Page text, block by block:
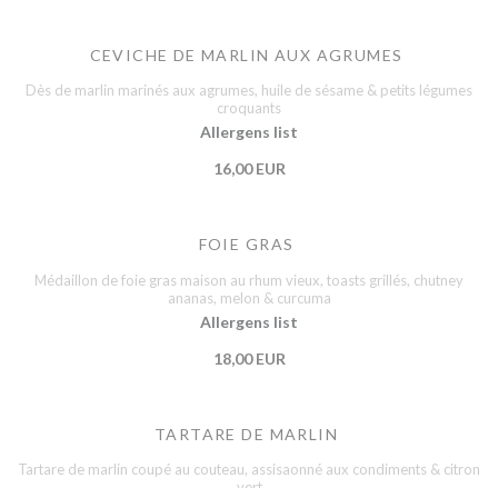
CEVICHE DE MARLIN AUX AGRUMES
Dès de marlin marinés aux agrumes, huile de sésame & petits légumes
croquants
Allergens list
16,00 EUR
FOIE GRAS
Médaillon de foie gras maison au rhum vieux, toasts grillés, chutney
ananas, melon & curcuma
Allergens list
18,00 EUR
TARTARE DE MARLIN
Tartare de marlin coupé au couteau, assisaonné aux condiments & citron